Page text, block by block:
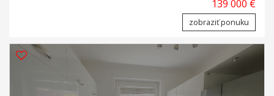
139 000 €
zobraziť ponuku